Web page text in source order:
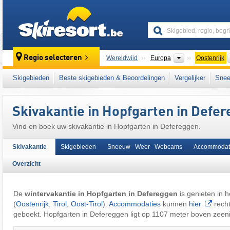
Regio selecteren Wereldwijd Europa Continenten
Oostenrijk
Deze plaats ligt ook in: Venedigergroep,
het westen van Oostenrijk
Oostenrijkse Alpen
Skigebieden Beste skigebieden & Beoordelingen Vergelijker
Skivakantie in Hopfgarten in
Vind en boek uw skivakantie in Hopfgarten in Defereggen.
Skivakantie
Overzicht
Skigebieden Sneeuw Weer Webcams
De wintervakantie in Hopfgarten in Defereggen is genieten in
(Oostenrijk, Tirol, Oost-Tirol). Accommodatieskunnen hier
geboekt. Hopfgarten in Defereggen ligt op 1107 meter boven